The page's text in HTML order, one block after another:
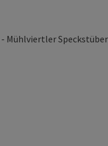
Mühlviertler